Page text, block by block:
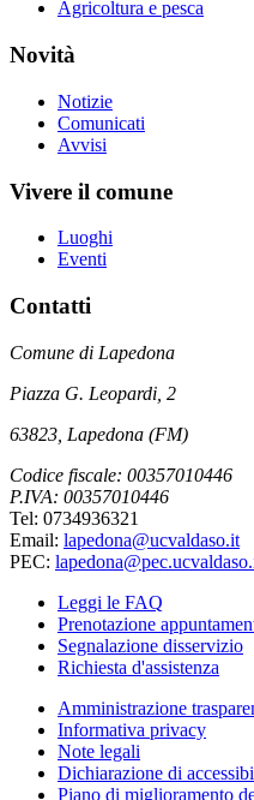
Agricoltura e pesca
Novità
Notizie
Comunicati
Avvisi
Vivere il comune
Luoghi
Eventi
Contatti
Comune di Lapedona
Piazza G. Leopardi, 2
63823, Lapedona (FM)
Codice fiscale: 00357010446
P.IVA: 00357010446
Tel: 0734936321
Email: lapedona@ucvaldaso.it
PEC:
Leggi le FAQ
Prenotazione
Segnalazione disservizio
Richiesta d'assistenza
Amministrazione
Informativa privacy
Note legali
Dichiarazione di
Piano di miglioramento